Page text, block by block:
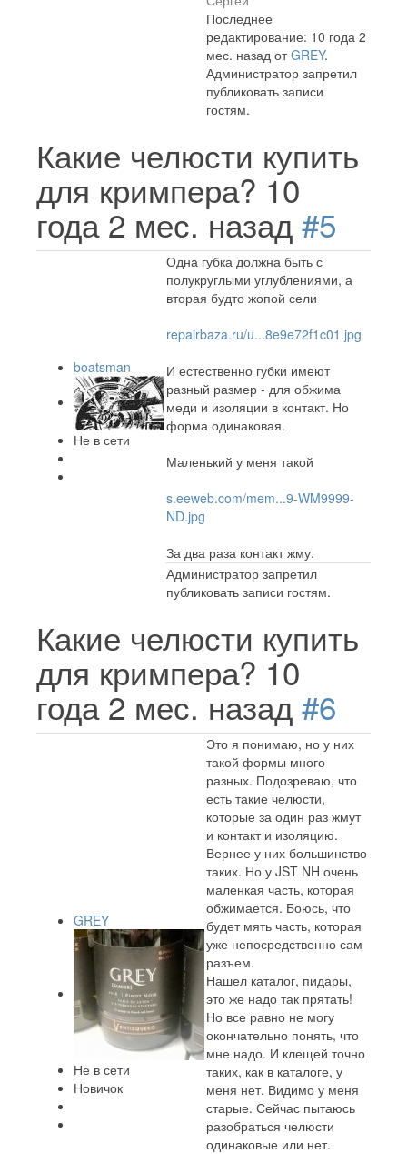
Последнее
редактирование: 10 года 2
мес. назад отGREY.
Администратор запретил
публиковать записи
гостям.
Какие челюсти купить
для кримпера? 10
года 2 мес. назад #5
boatsman
Не в сети
Одна губка должна быть с
полукруглыми углублениями, а
вторая будто жопой сели
repairbaza.ru/u...8e9e72f1c01.jpg
И естественно губки имеют
разный размер - для обжима
меди и изоляции в контакт. Но
форма одинаковая.
Маленький у меня такой
s.eeweb.com/mem...9-WM9999-
ND.jpg
За два раза контакт жму.
Администратор запретил
публиковать записи гостям.
Какие челюсти купить
для кримпера? 10
года 2 мес. назад #6
GREY
Не в сети
Новичок
Это я понимаю, но у них
такой формы много
разных. Подозреваю, что
есть такие челюсти,
которые за один раз жмут
и контакт и изоляцию.
Вернее у них большинство
таких. Но у JST NH очень
маленкая часть, которая
обжимается. Боюсь, что
будет мять часть, которая
уже непосредственно сам
разъем.
Нашел каталог, пидары,
это же надо так прятать!
Но все равно не могу
окончательно понять, что
мне надо. И клещей точно
таких, как в каталоге, у
меня нет. Видимо у меня
старые. Сейчас пытаюсь
разобраться челюсти
одинаковые или нет.